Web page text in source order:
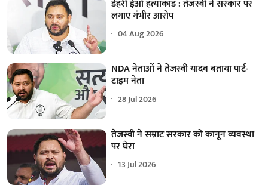
डेहरी ईओ हत्याकांड : तेजस्वी ने सरकार पर
लगाए गंभीर आरोप
04 Aug 2026
NDA नेताओं ने तेजस्वी यादव बताया पार्ट-
टाइम नेता
28 Jul 2026
तेजस्वी ने सम्राट सरकार को कानून व्यवस्था
पर घेरा
13 Jul 2026